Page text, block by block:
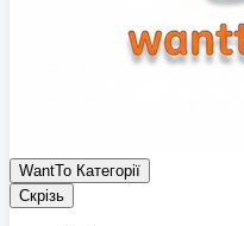
WantTo Категорії
Скрізь